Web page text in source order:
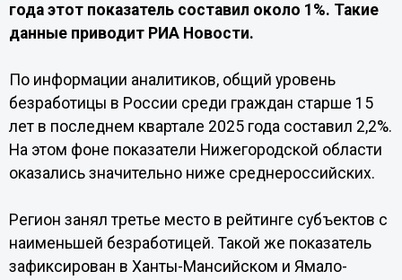
года этот показатель составил около 1%. Такие
данные приводит РИА Новости.
По информации аналитиков, общий уровень
безработицы в России среди граждан старше 15
лет в последнем квартале 2025 года составил 2,2%.
На этом фоне показатели Нижегородской области
оказались значительно ниже среднероссийских.
Регион занял третье место в рейтинге субъектов с
наименьшей безработицей. Такой же показатель
зафиксирован в Ханты-Мансийском и Ямало-